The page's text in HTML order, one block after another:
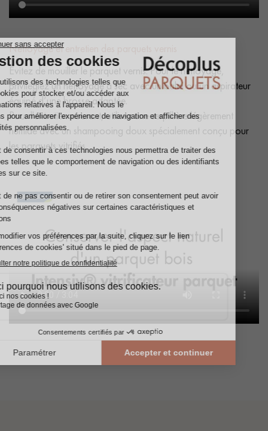
Nettoyage et entretien des parquets vernis
Évitez de mouiller le parquet vernis. Pour le nettoyage,
privilégiez un nettoyage à sec avec un balai ou un aspirateur
équipé d’une brosse adaptée.
Pour l'entretien courant, utilisez une serpillière légèrement
humide avec un shampooing doux spécialement conçu pour
les parquets vitrifiés.